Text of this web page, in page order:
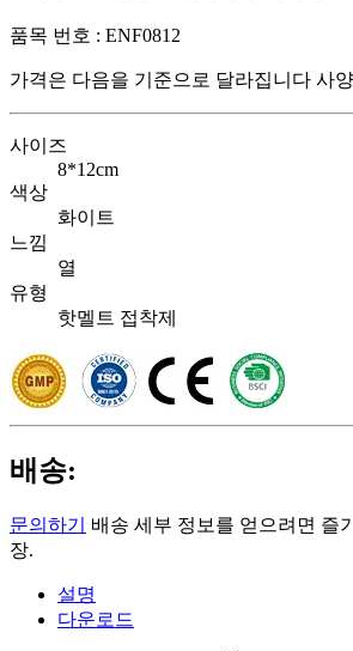
품목 번호 : ENF0812
가격은 다음을 기준으로 달라집니다 사
사이즈
8*12cm
색상
화이트
느낌
열
유형
핫멜트 접착제
배송:
문의하기
배송 세부 정보를 얻으려면 즐
장.
설명
다운로드